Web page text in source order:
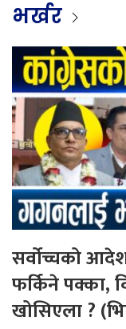
भर्खर
सर्वोच्चको
फर्किने पक्का,
खोसिएला ?